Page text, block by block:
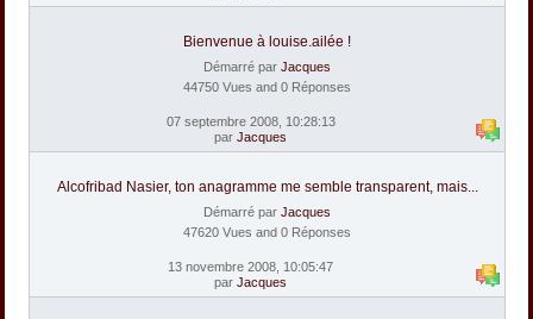
Bienvenue à louise.ailée !
Démarré par Jacques
44750 Vues and 0 Réponses
07 septembre 2008, 10:28:13
par Jacques
Alcofribad Nasier, ton anagramme me semble transparent, mais...
Démarré par Jacques
47620 Vues and 0 Réponses
13 novembre 2008, 10:05:47
par Jacques